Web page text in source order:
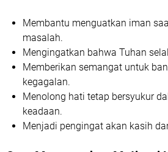
Membantu menguatkan iman
masalah.
Mengingatkan bahwa Tuhan
Memberikan semangat untuk
kegagalan.
Menolong hati tetap bersyukur
keadaan.
Menjadi pengingat akan kasih